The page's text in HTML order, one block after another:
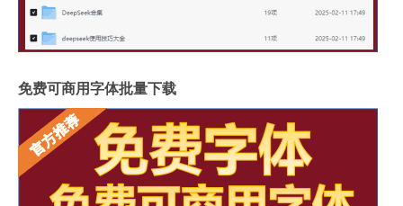
免费可商用字体批量下载